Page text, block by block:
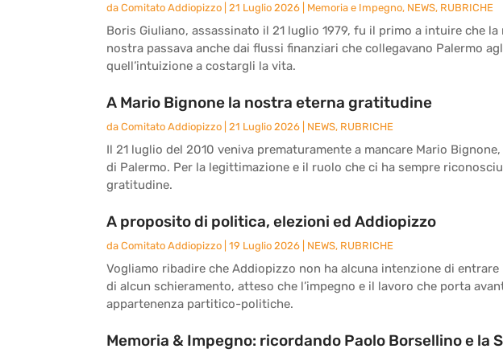
da Comitato Addiopizzo 21 Luglio 2026 Memoria e Impegno, NEWS, RUBRICHE
Boris Giuliano, assassinato il 21 luglio 1979, fu il primo a intuire che la
nostra passava anche dai flussi finanziari che collegavano Palermo
quell’intuizione a costargli la vita.
A Mario Bignone la nostra eterna gratitudine
da Comitato Addiopizzo 21 Luglio 2026 NEWS, RUBRICHE
Il 21 luglio del 2010 veniva prematuramente a mancare Mario
di Palermo. Per la legittimazione e il ruolo che ci ha sempre
gratitudine.
A proposito di politica, elezioni ed Addiopizzo
da Comitato Addiopizzo 19 Luglio 2026 NEWS, RUBRICHE
Vogliamo ribadire che Addiopizzo non ha alcuna intenzione di
di alcun schieramento, atteso che l’impegno e il lavoro che porta
appartenenza partitico-politiche.
Memoria & Impegno: ricordando Paolo Borsellino e la